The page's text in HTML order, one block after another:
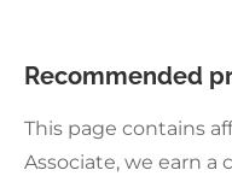
Recommended
This page contains
Associate, we earn a